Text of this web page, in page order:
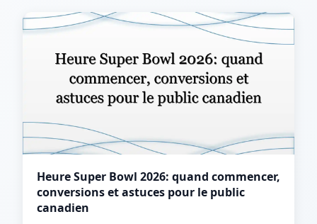
Heure Super Bowl 2026: quand commencer,
conversions et astuces pour le public
canadien